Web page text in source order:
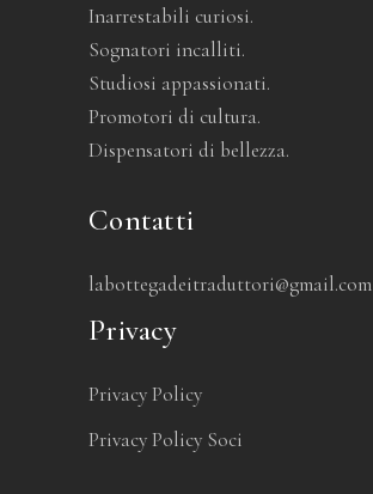
Inarrestabili curiosi.
Sognatori incalliti.
Studiosi appassionati.
Promotori di cultura.
Dispensatori di bellezza.
Contatti
labottegadeitraduttori@gmail.com
Privacy
Privacy Policy
Privacy Policy Soci